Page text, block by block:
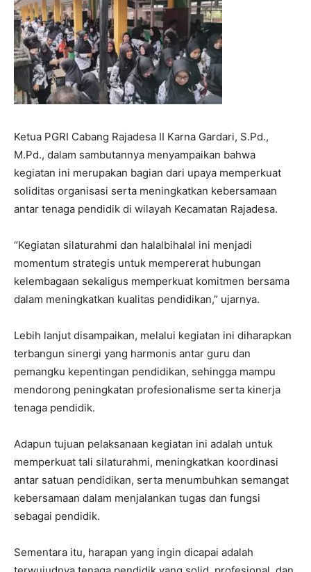
Ketua PGRI Cabang Rajadesa II Karna Gardari, S.Pd.,
M.Pd., dalam sambutannya menyampaikan bahwa
kegiatan ini merupakan bagian dari upaya memperkuat
soliditas organisasi serta meningkatkan kebersamaan
antar tenaga pendidik di wilayah Kecamatan Rajadesa.
“Kegiatan silaturahmi dan halalbihalal ini menjadi
momentum strategis untuk mempererat hubungan
kelembagaan sekaligus memperkuat komitmen bersama
dalam meningkatkan kualitas pendidikan,” ujarnya.
Lebih lanjut disampaikan, melalui kegiatan ini diharapkan
terbangun sinergi yang harmonis antar guru dan
pemangku kepentingan pendidikan, sehingga mampu
mendorong peningkatan profesionalisme serta kinerja
tenaga pendidik.
Adapun tujuan pelaksanaan kegiatan ini adalah untuk
memperkuat tali silaturahmi, meningkatkan koordinasi
antar satuan pendidikan, serta menumbuhkan semangat
kebersamaan dalam menjalankan tugas dan fungsi
sebagai pendidik.
Sementara itu, harapan yang ingin dicapai adalah